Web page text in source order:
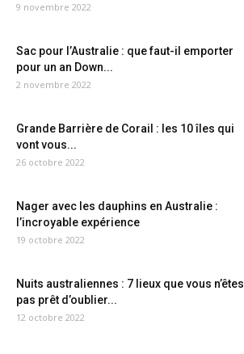
9 novembre 2022
Sac pour l’Australie : que faut-il emporter
pour un an Down...
2 novembre 2022
Grande Barrière de Corail : les 10 îles qui
vont vous...
26 octobre 2022
Nager avec les dauphins en Australie :
l’incroyable expérience
19 octobre 2022
Nuits australiennes : 7 lieux que vous n’êtes
pas prêt d’oublier...
12 octobre 2022